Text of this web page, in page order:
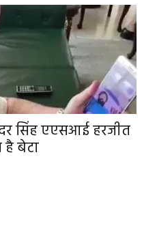
सिंह एएसआई हरजीत
बेटा